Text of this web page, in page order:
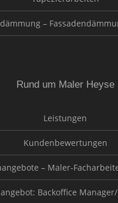
–
Rund um Maler Heyse
Leistungen
Kundenbewertungen
– Maler-
Backoffice